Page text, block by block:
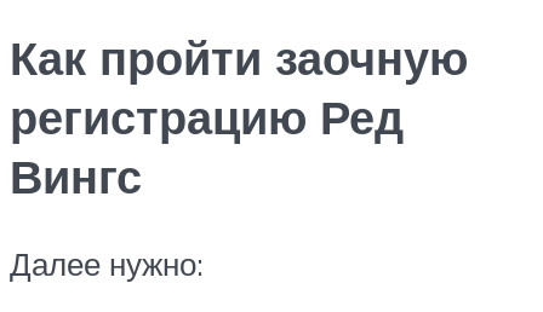
Как пройти заочную
регистрацию Ред
Вингс
Далее нужно: